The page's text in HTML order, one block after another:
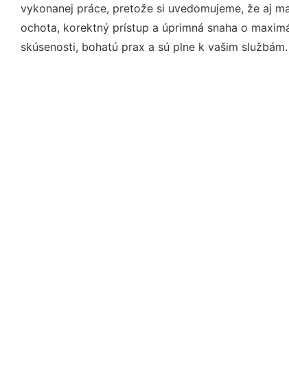
vykonanej práce, pretože si uvedomujeme, že aj
ochota, korektný prístup a úprimná snaha o
skúsenosti, bohatú prax a sú plne k vašim službám.